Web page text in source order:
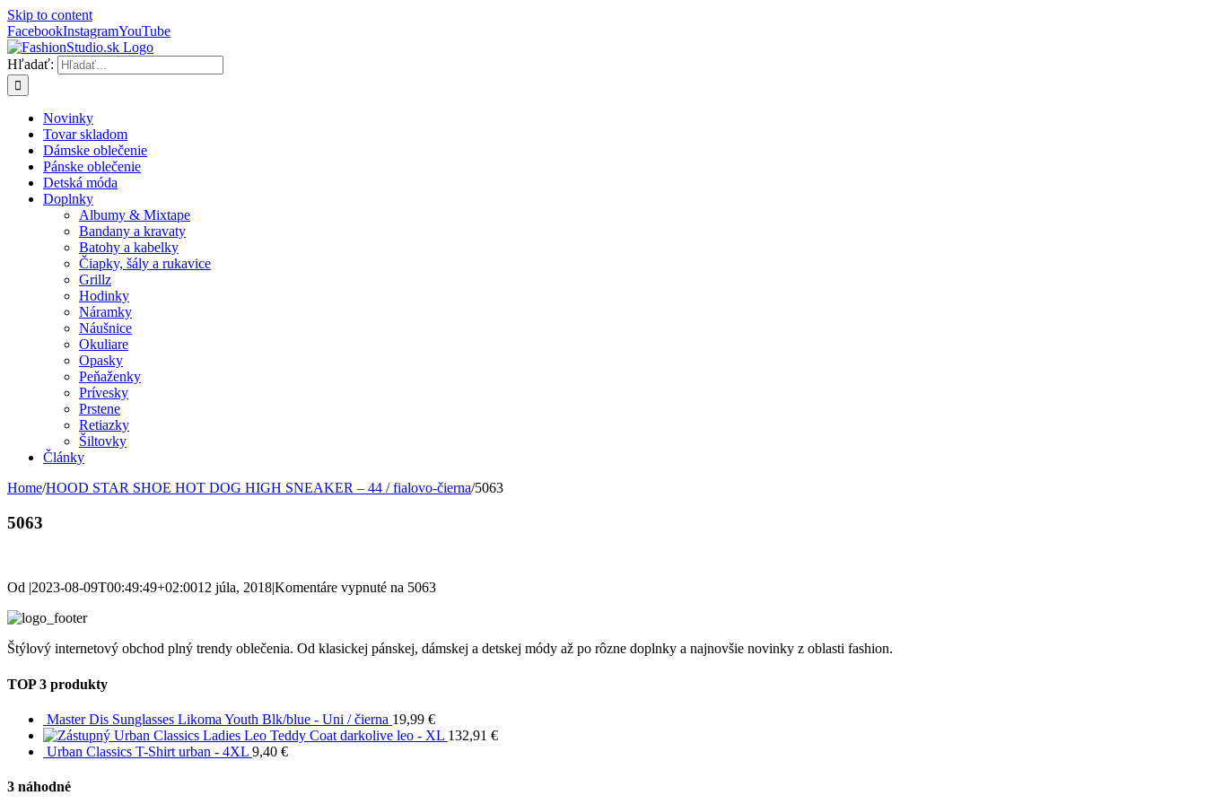
Skip to content
FacebookInstagramYouTube
Hľadať:
Novinky
Tovar skladom
Dámske oblečenie
Pánske oblečenie
Detská móda
Doplnky
Albumy & Mixtape
Bandany a kravaty
Batohy a kabelky
Čiapky, šály a rukavice
Grillz
Hodinky
Náramky
Náušnice
Okuliare
Opasky
Peňaženky
Prívesky
Prstene
Retiazky
Šiltovky
Články
Home/HOOD STAR SHOE HOT DOG HIGH SNEAKER – 44 / fialovo-čierna/5063
5063
Od |2023-08-09T00:49:49+02:0012 júla, 2018|Komentáre vypnuté na 5063
Štýlový internetový obchod plný trendy oblečenia. Od klasickej pánskej, dámskej a detskej módy až po rôzne doplnky a najnovšie novinky z oblasti fashion.
TOP 3 produkty
Master Dis Sunglasses Likoma Youth Blk/blue - Uni / čierna 19,99 €
Urban Classics Ladies Leo Teddy Coat darkolive leo - XL 132,91 €
Urban Classics T-Shirt urban - 4XL 9,40 €
3 náhodné